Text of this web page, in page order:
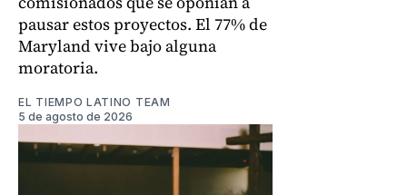
pausar estos proyectos. El 77% de
Maryland vive bajo alguna
moratoria.
EL TIEMPO LATINO TEAM
5 de agosto de 2026